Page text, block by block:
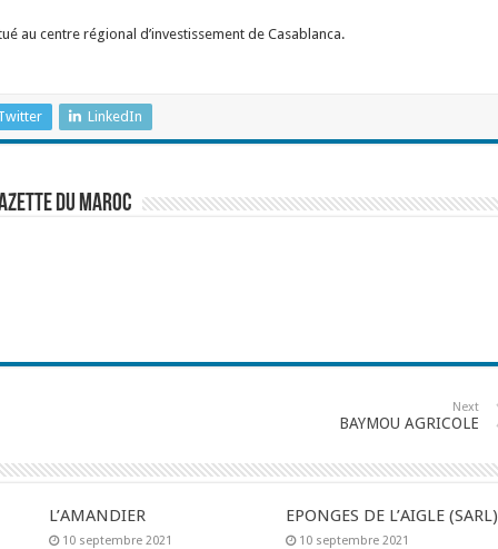
au centre régional d’investissement de Casablanca.
LinkedIn
du Maroc
Next
BAYMOU AGRICOLE
L’AMANDIER
10 septembre 2021
EPONGES DE L’AIGLE (SARL)
10 septembre 2021